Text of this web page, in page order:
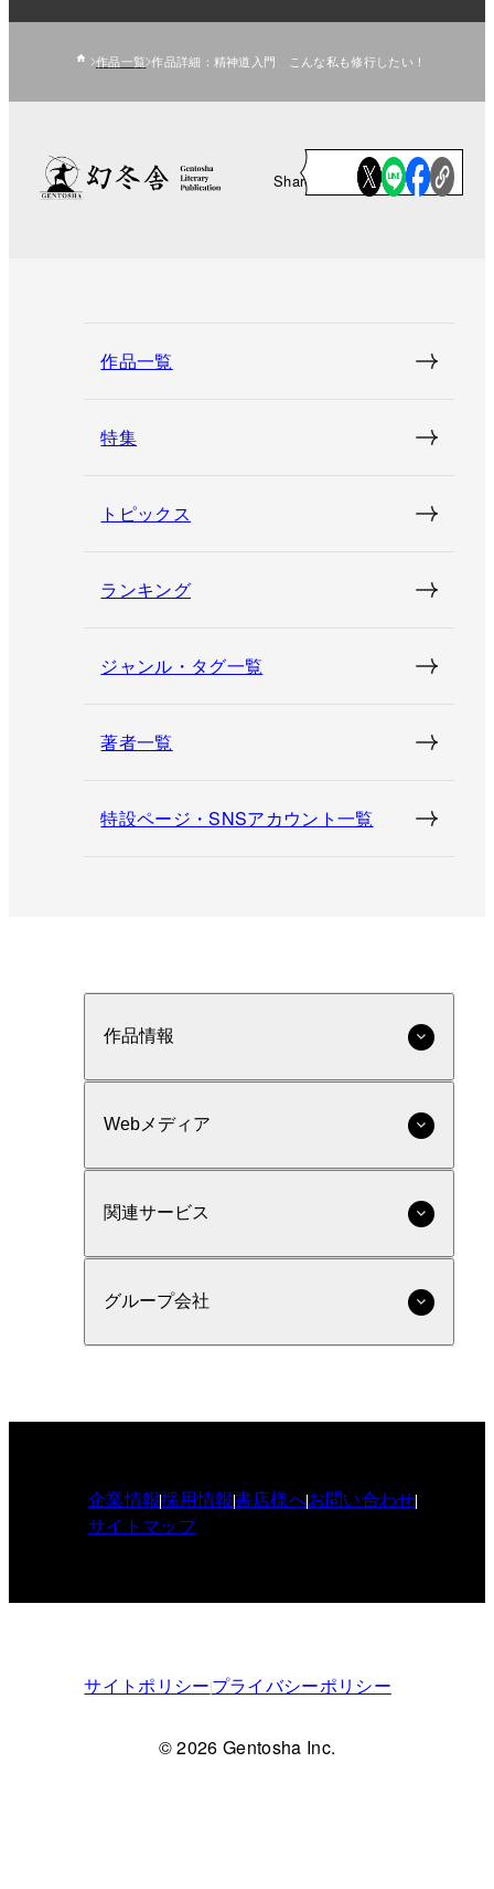
作品一覧 作品詳細：精神道入門 こんな私も修行したい！
Share
作品一覧
特集
トピックス
ランキング
ジャンル・タグ一覧
著者一覧
特設ページ・SNSアカウント一覧
作品情報
Webメディア
関連サービス
グループ会社
企業情報採用情報書店様へお問い合わせ
サイトマップ
サイトポリシープライバシーポリシー
© 2026 Gentosha Inc.